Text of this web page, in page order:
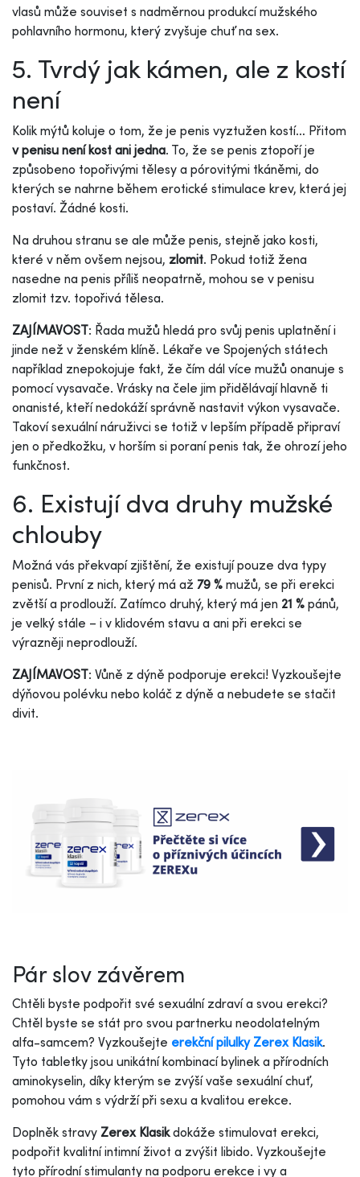
vlasů může souviset s nadměrnou produkcí mužského
pohlavního hormonu, který zvyšuje chuť na sex.
5. Tvrdý jak kámen, ale z kostí
není
Kolik mýtů koluje o tom, že je penis vyztužen kostí… Přitom
v penisu není kost ani jedna. To, že se penis ztopoří je
způsobeno topořivými tělesy a pórovitými tkáněmi, do
kterých se nahrne během erotické stimulace krev, která jej
postaví. Žádné kosti.
Na druhou stranu se ale může penis, stejně jako kosti,
které v něm ovšem nejsou, zlomit. Pokud totiž žena
nasedne na penis příliš neopatrně, mohou se v penisu
zlomit tzv. topořivá tělesa.
ZAJÍMAVOST: Řada mužů hledá pro svůj penis uplatnění i
jinde než v ženském klíně. Lékaře ve Spojených státech
například znepokojuje fakt, že čím dál více mužů onanuje s
pomocí vysavače. Vrásky na čele jim přidělávají hlavně ti
onanisté, kteří nedokáží správně nastavit výkon vysavače.
Takoví sexuální náruživci se totiž v lepším případě připraví
jen o předkožku, v horším si poraní penis tak, že ohrozí jeho
funkčnost.
6. Existují dva druhy mužské
chlouby
Možná vás překvapí zjištění, že existují pouze dva typy
penisů. První z nich, který má až 79 % mužů, se při erekci
zvětší a prodlouží. Zatímco druhý, který má jen 21 % pánů,
je velký stále – i v klidovém stavu a ani při erekci se
výrazněji neprodlouží.
ZAJÍMAVOST: Vůně z dýně podporuje erekci! Vyzkoušejte
dýňovou polévku nebo koláč z dýně a nebudete se stačit
divit.
Pár slov závěrem
Chtěli byste podpořit své sexuální zdraví a svou erekci?
Chtěl byste se stát pro svou partnerku neodolatelným
alfa-samcem? Vyzkoušejte erekční pilulky Zerex Klasik.
Tyto tabletky jsou unikátní kombinací bylinek a přírodních
aminokyselin, díky kterým se zvýší vaše sexuální chuť,
pomohou vám s výdrží při sexu a kvalitou erekce.
Doplněk stravy Zerex Klasikdokáže stimulovat erekci,
podpořit kvalitní intimní život a zvýšit libido. Vyzkoušejte
tyto přírodní stimulanty na podporu erekce i vy a